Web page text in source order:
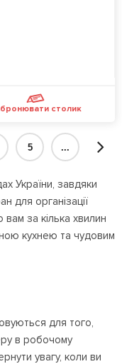
столик
5 ...
України, завдяки
для організації
за кілька хвилин
кухнею та чудовим
для того,
в робочому
увагу, коли ви